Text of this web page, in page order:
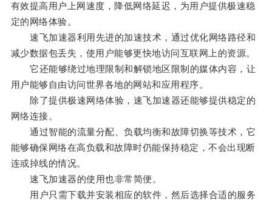
有效提高用户上网速度，降低网络延迟，为用户提供极速稳
定的网络体验。
速飞加速器利用先进的加速技术，通过优化网络路径和
减少数据包丢失，使用户能够更快地访问互联网上的资源。
它还能够绕过地理限制和解锁地区限制的媒体内容，让
用户能够自由访问世界各地的网站和应用程序。
除了提供极速网络体验，速飞加速器还能够提供稳定的
网络连接。
通过智能的流量分配、负载均衡和故障切换等技术，它
能够确保网络在高负载和故障时仍能保持稳定，不会出现断
连或掉线的情况。
速飞加速器的使用也非常简便。
用户只需下载并安装相应的软件，然后选择合适的服务